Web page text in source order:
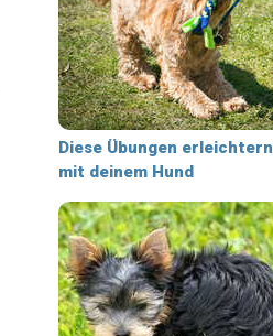
Diese Übungen
mit deinem Hund